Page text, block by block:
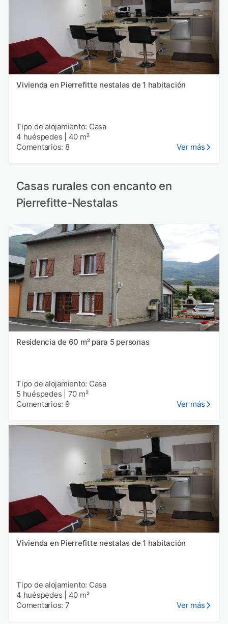
Vivienda en Pierrefitte nestalas de 1 habitación
Tipo de alojamiento: Casa
4 huéspedes
40 m²
Comentarios: 8
Ver más
Casas rurales con encanto en
Pierrefitte-Nestalas
Residencia de 60 m² para 5 personas
Tipo de alojamiento: Casa
5 huéspedes
70 m²
Comentarios: 9
Ver más
Vivienda en Pierrefitte nestalas de 1 habitación
Tipo de alojamiento: Casa
4 huéspedes
40 m²
Comentarios: 7
Ver más